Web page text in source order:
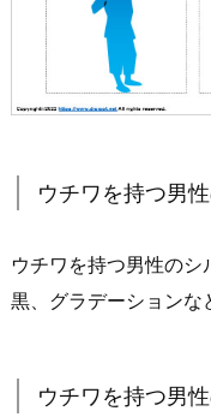
ウチワを持つ男
ウチワを持つ男性の
黒、グラデーションな
ウチワを持つ男